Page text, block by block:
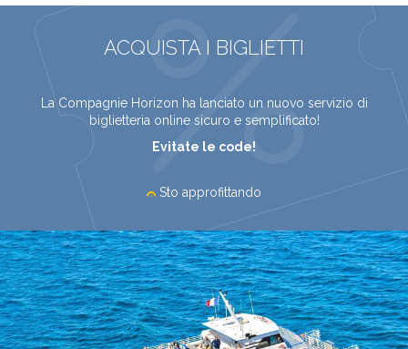
ACQUISTA I BIGLIETTI
La Compagnie Horizon ha lanciato un nuovo servizio di
biglietteria online sicuro e semplificato!
Evitate le code!
Sto approfittando